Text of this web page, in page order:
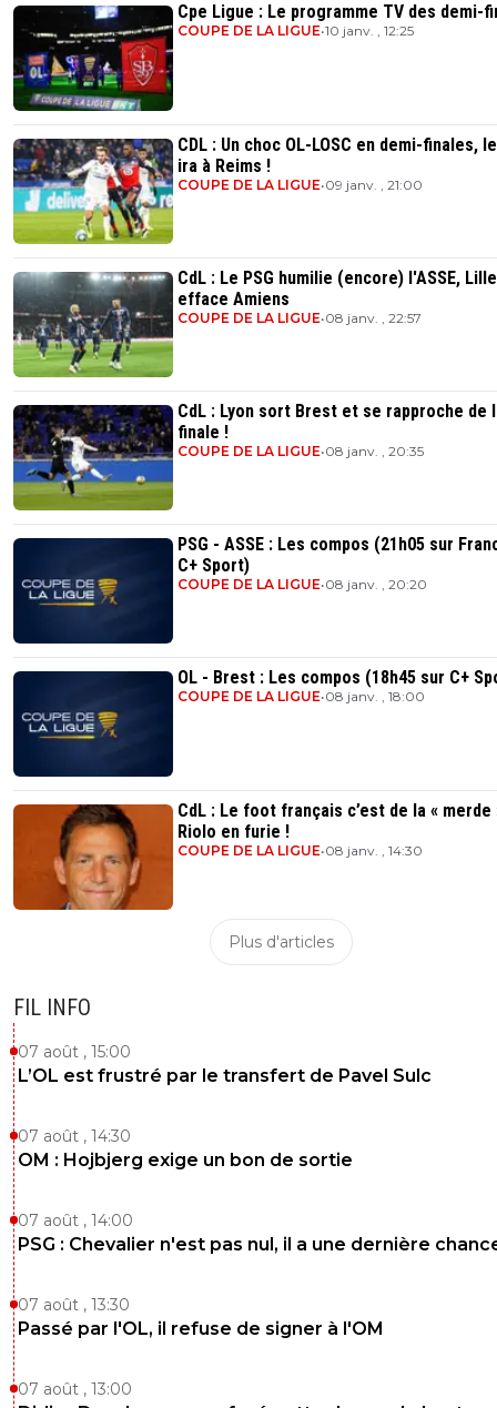
Cpe Ligue : Le programme TV des demi-
COUPE DE LA LIGUE•10 janv. , 12:25
CDL : Un choc OL-LOSC en demi-finales,
ira à Reims !
COUPE DE LA LIGUE•09 janv. , 21:00
CdL : Le PSG humilie (encore) l'ASSE, Lille
efface Amiens
COUPE DE LA LIGUE•08 janv. , 22:57
CdL : Lyon sort Brest et se rapproche de
finale !
COUPE DE LA LIGUE•08 janv. , 20:35
PSG - ASSE : Les compos (21h05 sur
C+ Sport)
COUPE DE LA LIGUE•08 janv. , 20:20
OL - Brest : Les compos (18h45 sur C+
COUPE DE LA LIGUE•08 janv. , 18:00
CdL : Le foot français c’est de la « merde
Riolo en furie !
COUPE DE LA LIGUE•08 janv. , 14:30
Plus d'articles
FIL INFO
07 août , 15:00
L’OL est frustré par le transfert de Pavel Sulc
07 août , 14:30
OM : Hojbjerg exige un bon de sortie
07 août , 14:00
PSG : Chevalier n'est pas nul, il a une dernière
07 août , 13:30
Passé par l'OL, il refuse de signer à l'OM
07 août , 13:00